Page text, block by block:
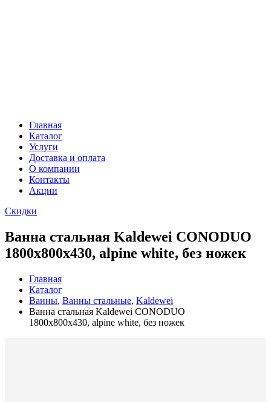
Главная
Каталог
Услуги
Доставка и оплата
О компании
Контакты
Акции
Скидки
Ванна стальная Kaldewei CONODUO
1800х800х430, alpine white, без ножек
Главная
Каталог
Ванны, Ванны стальные, Kaldewei
Ванна стальная Kaldewei CONODUO
1800х800х430, alpine white, без ножек